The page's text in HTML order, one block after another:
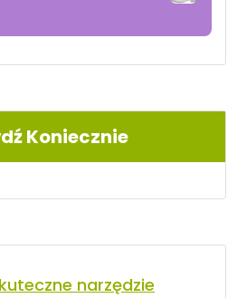
Koniecznie
narzędzie